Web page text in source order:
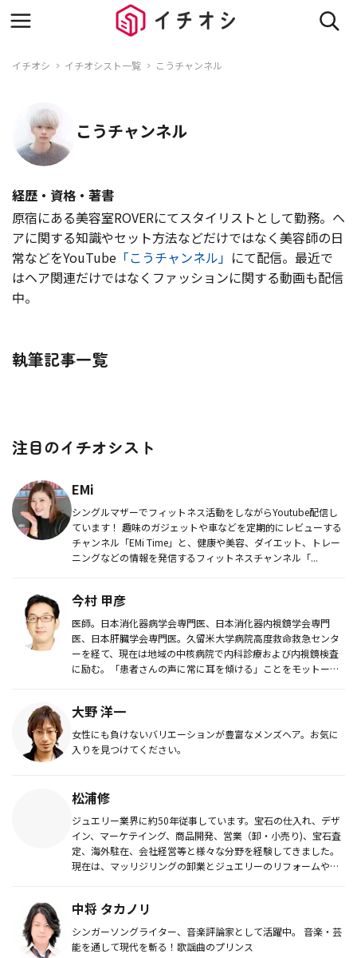
イチオシ イチオシスト一覧 こうチャンネル
こうチャンネル
経歴・資格・著書
原宿にある美容室ROVERにてスタイリストとして勤務。ヘ
アに関する知識やセット方法などだけではなく美容師の日
常などをYouTube 「こうチャンネル」 にて配信。最近で
はヘア関連だけではなくファッションに関する動画も配信
中。
執筆記事一覧
注目のイチオシスト
EMi
シングルマザーでフィットネス活動をしながらYoutube配信し
ています！ 趣味のガジェットや車などを定期的にレビューする
チャンネル「EMi Time」と、健康や美容、ダイエット、トレー
ニングなどの情報を発信するフィットネスチャンネル「...
今村 甲彦
医師。日本消化器病学会専門医、日本消化器内視鏡学会専門
医、日本肝臓学会専門医。久留米大学病院高度救命救急センタ
ーを経て、現在は地域の中核病院で内科診療および内視鏡検査
に励む。「患者さんの声に常に耳を傾ける」ことをモットー
大野 洋一
女性にも負けないバリエーションが豊富なメンズヘア。お気に
入りを見つけてください。
松浦修
ジュエリー業界に約50年従事しています。宝石の仕入れ、デザ
イン、マーケテイング、商品開発、営業（卸・小売り)、宝石査
定、海外駐在、会社経営等と様々な分野を経験してきました。
現在は、マッリジリングの卸業とジュエリーのリフォームやオ
中将 タカノリ
シンガーソングライター、音楽評論家として活躍中。 音楽・芸
能を通して現代を斬る！歌謡曲のプリンス